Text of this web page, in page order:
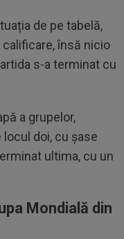
de pe tabelă,
calificare, însă nicio
s-a terminat cu
a grupelor,
locul doi, cu șase
ultima, cu un
Mondială din